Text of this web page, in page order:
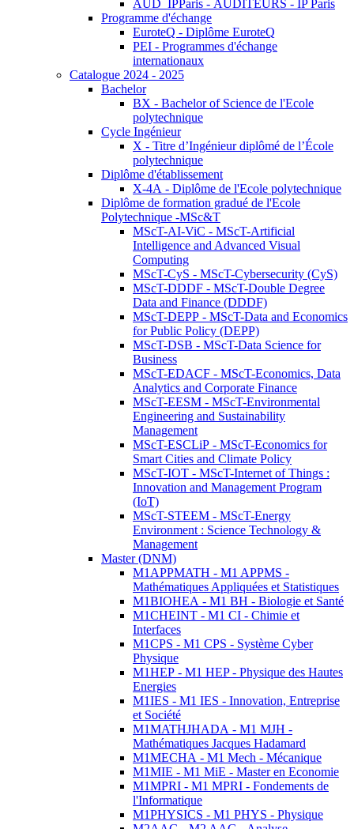
AUD_IPParis - AUDITEURS - IP Paris
Programme d'échange
EuroteQ - Diplôme EuroteQ
PEI - Programmes d'échange
internationaux
Catalogue 2024 - 2025
Bachelor
BX - Bachelor of Science de l'Ecole
polytechnique
Cycle Ingénieur
X - Titre d’Ingénieur diplômé de l’École
polytechnique
Diplôme d'établissement
X-4A - Diplôme de l'Ecole polytechnique
Diplôme de formation gradué de l'Ecole
Polytechnique -MSc&T
MScT-AI-ViC - MScT-Artificial
Intelligence and Advanced Visual
Computing
MScT-CyS - MScT-Cybersecurity (CyS)
MScT-DDDF - MScT-Double Degree
Data and Finance (DDDF)
MScT-DEPP - MScT-Data and Economics
for Public Policy (DEPP)
MScT-DSB - MScT-Data Science for
Business
MScT-EDACF - MScT-Economics, Data
Analytics and Corporate Finance
MScT-EESM - MScT-Environmental
Engineering and Sustainability
Management
MScT-ESCLiP - MScT-Economics for
Smart Cities and Climate Policy
MScT-IOT - MScT-Internet of Things :
Innovation and Management Program
(IoT)
MScT-STEEM - MScT-Energy
Environment : Science Technology &
Management
Master (DNM)
M1APPMATH - M1 APPMS -
Mathématiques Appliquées et Statistiques
M1BIOHEA - M1 BH - Biologie et Santé
M1CHEINT - M1 CI - Chimie et
Interfaces
M1CPS - M1 CPS - Système Cyber
Physique
M1HEP - M1 HEP - Physique des Hautes
Energies
M1IES - M1 IES - Innovation, Entreprise
et Société
M1MATHJHADA - M1 MJH -
Mathématiques Jacques Hadamard
M1MECHA - M1 Mech - Mécanique
M1MIE - M1 MiE - Master en Economie
M1MPRI - M1 MPRI - Fondements de
l'Informatique
M1PHYSICS - M1 PHYS - Physique